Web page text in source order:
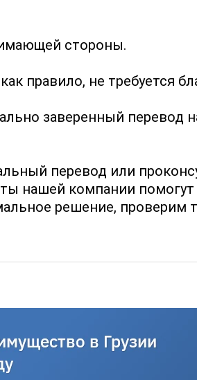
стороны.
правило, не требуется
заверенный перевод
перевод или
нашей компании
решение, проверим